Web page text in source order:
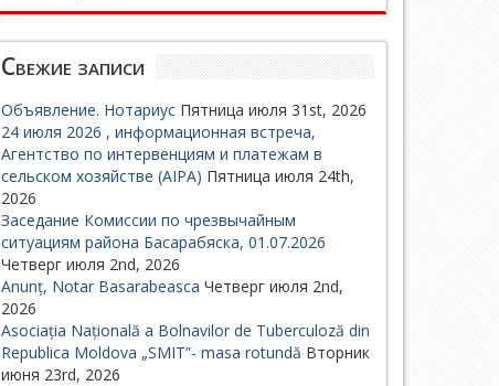
Свежие записи
Объявление. Нотариус Пятница июля 31st, 2026
24 июля 2026 , информационная встреча,
Агентство по интервенциям и платежам в
сельском хозяйстве (AIPA) Пятница июля 24th,
2026
Заседание Комиссии по чрезвычайным
ситуациям района Басарабяска, 01.07.2026
Четверг июля 2nd, 2026
Anunț, Notar Basarabeasca Четверг июля 2nd,
2026
Asociația Națională a Bolnavilor de Tuberculoză din
Republica Moldova „SMIT”- masa rotundă Вторник
июня 23rd, 2026